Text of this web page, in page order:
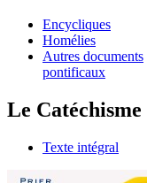
Encycliques
Homélies
Autres documents
pontificaux
Le Catéchisme
Texte intégral